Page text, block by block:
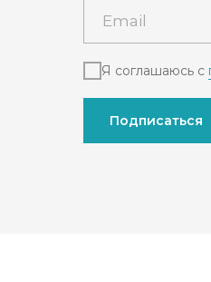
Я соглашаюсь с
Подписаться